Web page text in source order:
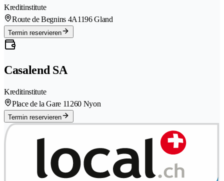
Kreditinstitute
Route de Begnins 4A1196 Gland
Termin reservieren
Casalend SA
Kreditinstitute
Place de la Gare 11260 Nyon
Termin reservieren